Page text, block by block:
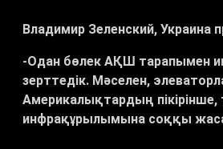
Владимир Зеленский, Украина
-Одан бөлек АҚШ тарапымен
зерттедік. Мәселен,
Америкалықтардың
инфрақұрылымына соққы